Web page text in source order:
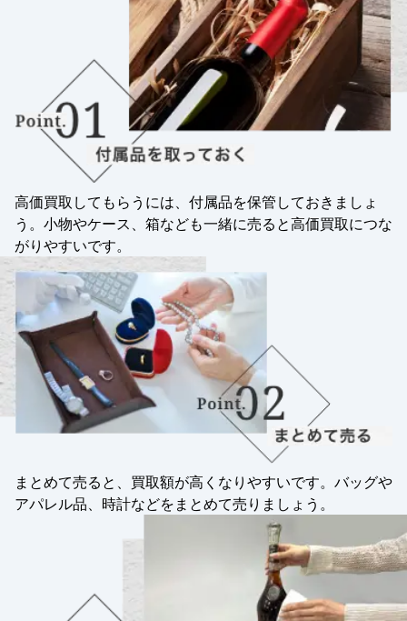
高価買取してもらうには、付属品を保管しておきましょ
う。小物やケース、箱なども一緒に売ると高価買取につな
がりやすいです。
まとめて売ると、買取額が高くなりやすいです。バッグや
アパレル品、時計などをまとめて売りましょう。